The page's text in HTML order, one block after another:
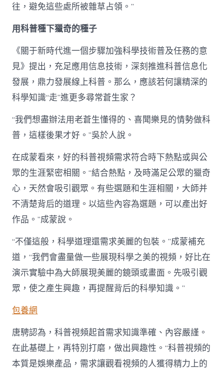
往，避免這些處所被雜草占領。”
用科普種下獵奇的種子
《關于新時代進一個步驟加強科學技術普及任務的意
見》提出，充足應用信息技術，深刻推進科普信息化
發展，鼎力發展線上科普。那么，應該若何讓精深的
科學知識“走”進更多尋常蒼生家？
“我們想盡辦法用老蒼生懂得的、喜聞樂見的情勢做科
普，這樣後果才好。”吳於人說。
在成蒙看來，好的科普視頻需求符合時下熱點或與公
眾的生涯緊密相關。“結合熱點，及時滿足公眾的獵奇
心，天然會吸引觀眾。有些選題和生涯相關，大師并
不清楚背后的道理。以這些內容為選題，可以產出好
作品。”成蒙說。
“不僅這般，科學道理還需求美麗的包裝。”成蒙補充
道，“我們會盡量做一些展現科學之美的視頻，好比在
演示實驗中為大師展現美麗的鏡頭或畫面。先吸引觀
眾，使之產生興趣，再提醒背后的科學知識。”
包養網
唐騁認為，科普視頻起首需求知識準確、內容嚴謹。
在此基礎上，再特別打磨，做出興趣性。“科普視頻的
本質是娛樂產品，需求讓觀看視頻的人獲得精力上的